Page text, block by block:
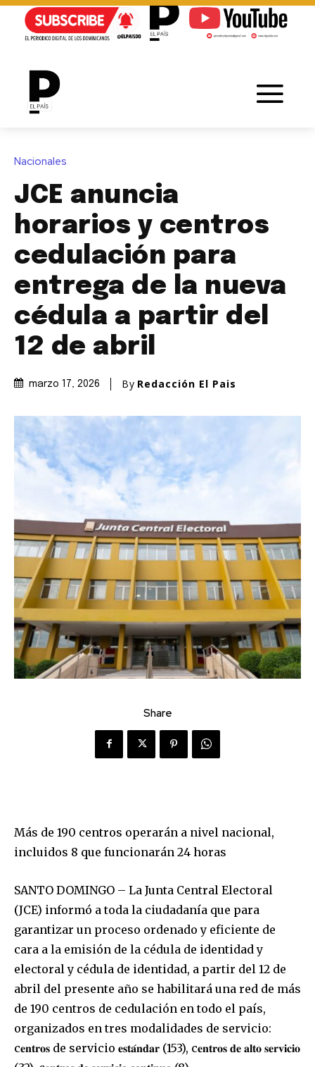
Nacionales
JCE anuncia
horarios y centros
cedulación para
entrega de la nueva
cédula a partir del
12 de abril
marzo 17, 2026 By Redacción El Pais
Share
Más de 190 centros operarán a nivel nacional,
incluidos 8 que funcionarán 24 horas
SANTO DOMINGO – La Junta Central Electoral
(JCE) informó a toda la ciudadanía que para
garantizar un proceso ordenado y eficiente de
cara a la emisión de la cédula de identidad y
electoral y cédula de identidad, a partir del 12 de
abril del presente año se habilitará una red de más
de 190 centros de cedulación en todo el país,
organizados en tres modalidades de servicio:
c𝐞𝐧𝐭𝐫𝐨𝐬 de servicio 𝐞𝐬𝐭𝐚́𝐧𝐝𝐚𝐫 (153), c𝐞𝐧𝐭𝐫𝐨𝐬 𝐝𝐞 𝐚𝐥𝐭𝐨 𝐬𝐞𝐫𝐯𝐢𝐜𝐢𝐨